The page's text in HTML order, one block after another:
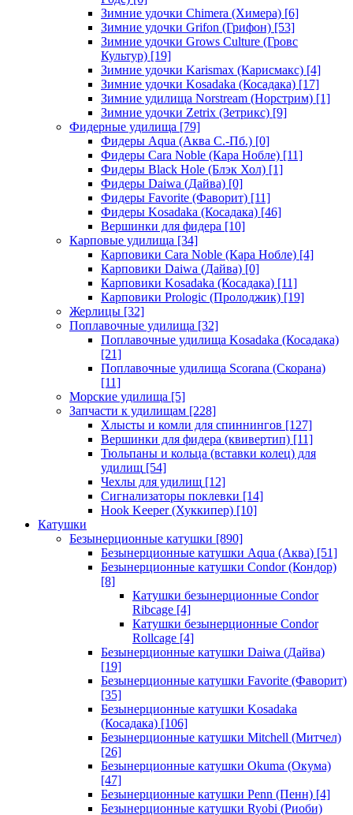
Зимние удочки Chimera (Химера) [6]
Зимние удочки Grifon (Грифон) [53]
Зимние удочки Grows Culture (Гровс
Культур) [19]
Зимние удочки Karismax (Карисмакс) [4]
Зимние удочки Kosadaka (Косадака) [17]
Зимние удилища Norstream (Норстрим) [1]
Зимние удочки Zetrix (Зетрикс) [9]
Фидерные удилища [79]
Фидеры Aqua (Аква С.-Пб.) [0]
Фидеры Cara Noble (Кара Нобле) [11]
Фидеры Black Hole (Блэк Хол) [1]
Фидеры Daiwa (Дайва) [0]
Фидеры Favorite (Фаворит) [11]
Фидеры Kosadaka (Косадака) [46]
Вершинки для фидера [10]
Карповые удилища [34]
Карповики Cara Noble (Кара Нобле) [4]
Карповики Daiwa (Дайва) [0]
Карповики Kosadaka (Косадака) [11]
Карповики Prologic (Пролоджик) [19]
Жерлицы [32]
Поплавочные удилища [32]
Поплавочные удилища Kosadaka (Косадака)
[21]
Поплавочные удилища Scorana (Скорана)
[11]
Морские удилища [5]
Запчасти к удилищам [228]
Хлысты и комли для спиннингов [127]
Вершинки для фидера (квивертип) [11]
Тюльпаны и кольца (вставки колец) для
удилищ [54]
Чехлы для удилищ [12]
Сигнализаторы поклевки [14]
Hook Keeper (Хуккипер) [10]
Катушки
Безынерционные катушки [890]
Безынерционные катушки Aqua (Аква) [51]
Безынерционные катушки Condor (Кондор)
[8]
Катушки безынерционные Condor
Ribcage [4]
Катушки безынерционные Condor
Rollcage [4]
Безынерционные катушки Daiwa (Дайва)
[19]
Безынерционные катушки Favorite (Фаворит)
[35]
Безынерционные катушки Kosadaka
(Косадака) [106]
Безынерционные катушки Mitchell (Митчел)
[26]
Безынерционные катушки Okuma (Окума)
[47]
Безынерционные катушки Penn (Пенн) [4]
Безынерционные катушки Ryobi (Риоби)